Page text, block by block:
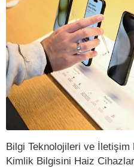
Bilgi Teknolojileri ve
Kimlik Bilgisini Haiz